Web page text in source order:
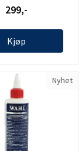
299,-
Kjøp
Nyhet